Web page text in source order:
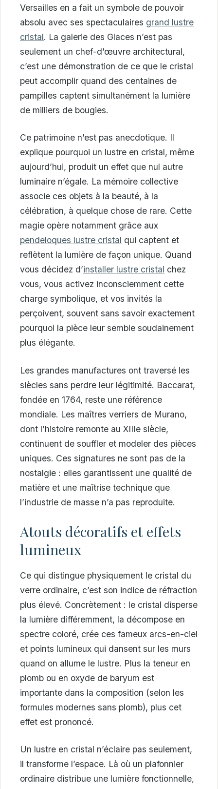
Versailles en a fait un symbole de pouvoir
absolu avec ses spectaculaires grand lustre
cristal. La galerie des Glaces n’est pas
seulement un chef-d’œuvre architectural,
c’est une démonstration de ce que le cristal
peut accomplir quand des centaines de
pampilles captent simultanément la lumière
de milliers de bougies.
Ce patrimoine n’est pas anecdotique. Il
explique pourquoi un lustre en cristal, même
aujourd’hui, produit un effet que nul autre
luminaire n’égale. La mémoire collective
associe ces objets à la beauté, à la
célébration, à quelque chose de rare. Cette
magie opère notamment grâce aux
pendeloques lustre cristal qui captent et
reflètent la lumière de façon unique. Quand
vous décidez d’installer lustre cristal chez
vous, vous activez inconsciemment cette
charge symbolique, et vos invités la
perçoivent, souvent sans savoir exactement
pourquoi la pièce leur semble soudainement
plus élégante.
Les grandes manufactures ont traversé les
siècles sans perdre leur légitimité. Baccarat,
fondée en 1764, reste une référence
mondiale. Les maîtres verriers de Murano,
dont l’histoire remonte au XIIIe siècle,
continuent de souffler et modeler des pièces
uniques. Ces signatures ne sont pas de la
nostalgie : elles garantissent une qualité de
matière et une maîtrise technique que
l’industrie de masse n’a pas reproduite.
Atouts décoratifs et effets
lumineux
Ce qui distingue physiquement le cristal du
verre ordinaire, c’est son indice de réfraction
plus élevé. Concrètement : le cristal disperse
la lumière différemment, la décompose en
spectre coloré, crée ces fameux arcs-en-ciel
et points lumineux qui dansent sur les murs
quand on allume le lustre. Plus la teneur en
plomb ou en oxyde de baryum est
importante dans la composition (selon les
formules modernes sans plomb), plus cet
effet est prononcé.
Un lustre en cristal n’éclaire pas seulement,
il transforme l’espace. Là où un plafonnier
ordinaire distribue une lumière fonctionnelle,